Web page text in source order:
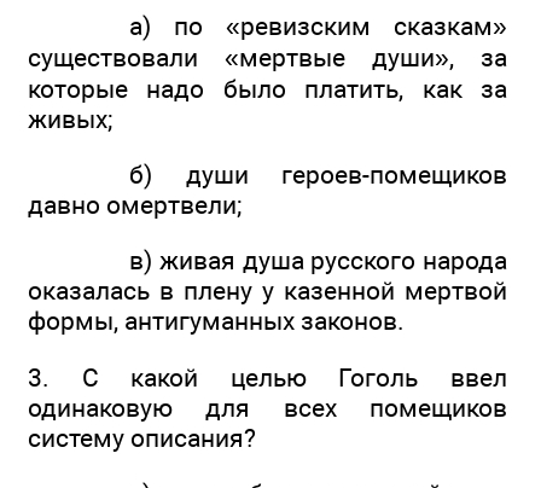
а) по «ревизским сказкам»
существовали «мертвые души», за
которые надо было платить, как за
живых;
б) души героев-помещиков
давно омертвели;
в) живая душа русского народа
оказалась в плену у казенной мертвой
формы, антигуманных законов.
3. С какой целью Гоголь ввел
одинаковую для всех помещиков
систему описания?